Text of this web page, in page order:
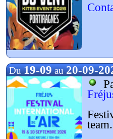
Du19-09au20-09-
team.